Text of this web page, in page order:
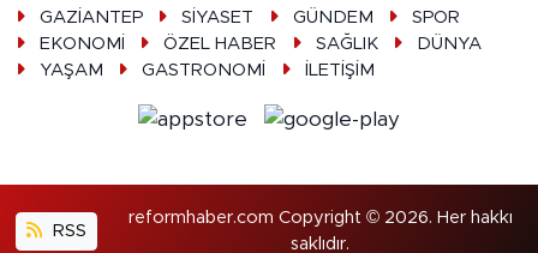
GAZİANTEP SİYASET GÜNDEM
SPOR
EKONOMİ
ÖZEL HABER SAĞLIK
DÜNYA
YAŞAM
GASTRONOMİ İLETİŞİM
RSS
reformhaber.com Copyright © 2026. Her hakkı
saklıdır.